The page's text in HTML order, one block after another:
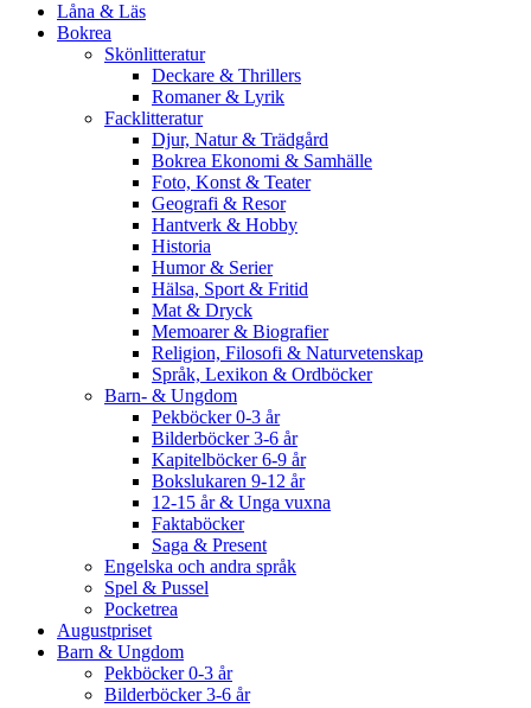
Låna & Läs
Bokrea
Skönlitteratur
Deckare & Thrillers
Romaner & Lyrik
Facklitteratur
Djur, Natur & Trädgård
Bokrea Ekonomi & Samhälle
Foto, Konst & Teater
Geografi & Resor
Hantverk & Hobby
Historia
Humor & Serier
Hälsa, Sport & Fritid
Mat & Dryck
Memoarer & Biografier
Religion, Filosofi & Naturvetenskap
Språk, Lexikon & Ordböcker
Barn- & Ungdom
Pekböcker 0-3 år
Bilderböcker 3-6 år
Kapitelböcker 6-9 år
Bokslukaren 9-12 år
12-15 år & Unga vuxna
Faktaböcker
Saga & Present
Engelska och andra språk
Spel & Pussel
Pocketrea
Augustpriset
Barn & Ungdom
Pekböcker 0-3 år
Bilderböcker 3-6 år